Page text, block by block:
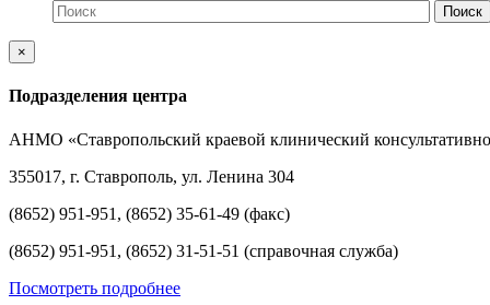
×
Подразделения центра
АНМО «Ставропольский краевой клинический
355017, г. Ставрополь, ул. Ленина 304
(8652) 951-951, (8652) 35-61-49 (факс)
(8652) 951-951, (8652) 31-51-51 (справочная служба)
Посмотреть подробнее